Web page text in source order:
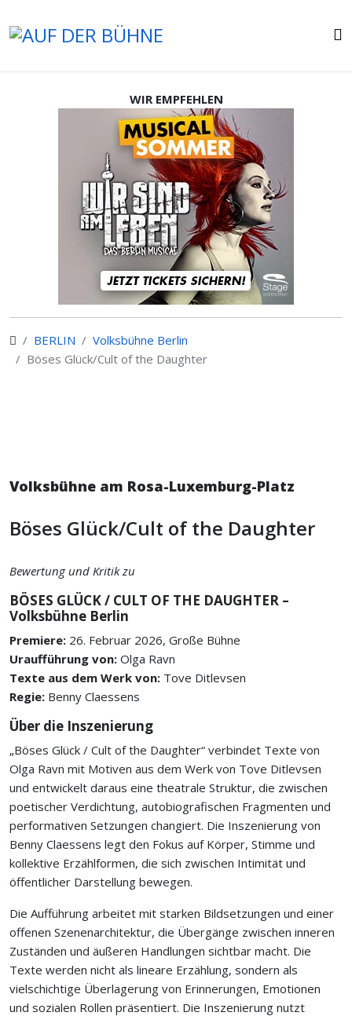
WIR EMPFEHLEN
BERLIN
Volksbühne Berlin
Böses Glück/Cult of the Daughter
Volksbühne am Rosa-Luxemburg-Platz
Böses Glück/Cult of the Daughter
Bewertung und Kritik zu
BÖSES GLÜCK / CULT OF THE DAUGHTER –
Volksbühne Berlin
Premiere: 26. Februar 2026, Große Bühne
Uraufführung von: Olga Ravn
Texte aus dem Werk von: Tove Ditlevsen
Regie: Benny Claessens
Über die Inszenierung
„Böses Glück / Cult of the Daughter“ verbindet Texte von
Olga Ravn mit Motiven aus dem Werk von Tove Ditlevsen
und entwickelt daraus eine theatrale Struktur, die zwischen
poetischer Verdichtung, autobiografischen Fragmenten und
performativen Setzungen changiert. Die Inszenierung von
Benny Claessens legt den Fokus auf Körper, Stimme und
kollektive Erzählformen, die sich zwischen Intimität und
öffentlicher Darstellung bewegen.
Die Aufführung arbeitet mit starken Bildsetzungen und einer
offenen Szenenarchitektur, die Übergänge zwischen inneren
Zuständen und äußeren Handlungen sichtbar macht. Die
Texte werden nicht als lineare Erzählung, sondern als
vielschichtige Überlagerung von Erinnerungen, Emotionen
und sozialen Rollen präsentiert. Die Inszenierung nutzt